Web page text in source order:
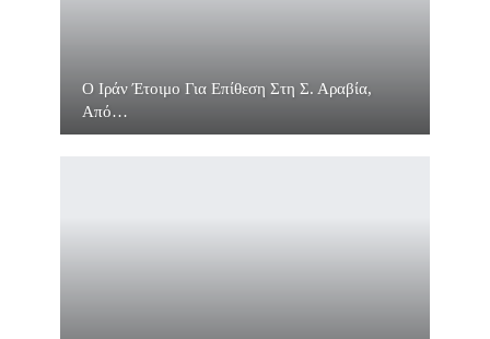
O Ιράν Έτοιμο Για Επίθεση Στη Σ. Αραβία,
Από…